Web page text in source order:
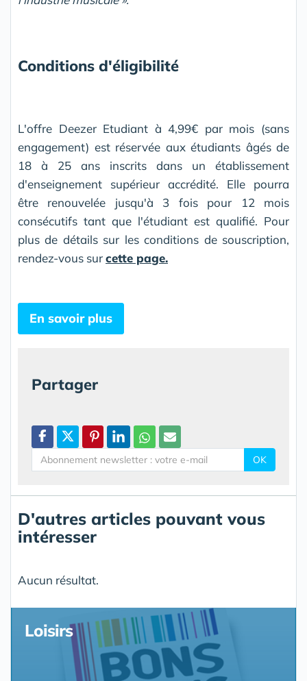
Conditions d'éligibilité
L'offre Deezer Etudiant à 4,99€ par mois (sans
engagement) est réservée aux étudiants âgés de
18 à 25 ans inscrits dans un établissement
d'enseignement supérieur accrédité. Elle pourra
être renouvelée jusqu'à 3 fois pour 12 mois
consécutifs tant que l'étudiant est qualifié. Pour
plus de détails sur les conditions de souscription,
rendez-vous surcette page.
En savoir plus
Partager
OK
D'autres articles pouvant vous
intéresser
Aucun résultat.
Loisirs